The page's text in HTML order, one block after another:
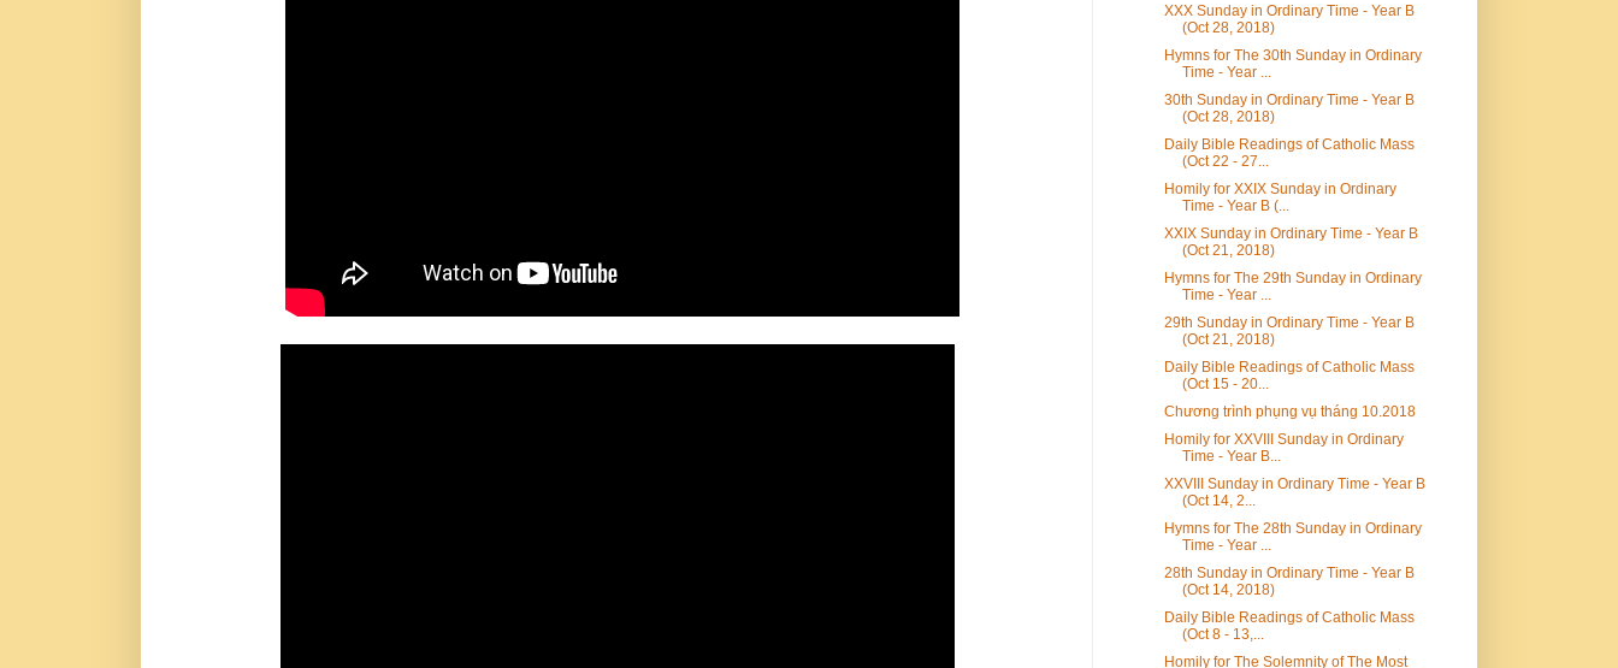
XXX Sunday in Ordinary Time - Year B
(Oct 28, 2018)
Hymns for The 30th Sunday in Ordinary
Time - Year ...
30th Sunday in Ordinary Time - Year B
(Oct 28, 2018)
Daily Bible Readings of Catholic Mass
(Oct 22 - 27...
Homily for XXIX Sunday in Ordinary
Time - Year B (...
XXIX Sunday in Ordinary Time - Year B
(Oct 21, 2018)
Hymns for The 29th Sunday in Ordinary
Time - Year ...
29th Sunday in Ordinary Time - Year B
(Oct 21, 2018)
Daily Bible Readings of Catholic Mass
(Oct 15 - 20...
Chương trình phụng vụ tháng 10.2018
Homily for XXVIII Sunday in Ordinary
Time - Year B...
XXVIII Sunday in Ordinary Time - Year B
(Oct 14, 2...
Hymns for The 28th Sunday in Ordinary
Time - Year ...
28th Sunday in Ordinary Time - Year B
(Oct 14, 2018)
Daily Bible Readings of Catholic Mass
(Oct 8 - 13,...
Homily for The Solemnity of The Most